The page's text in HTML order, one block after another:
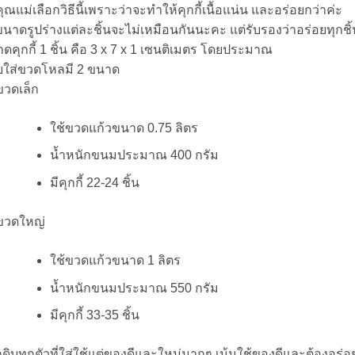
แม่เลือกวิธีนี้เพราะว่าจะทำให้คุกกี้เนื้อแน่น และอร่อยกว่าค่ะ
าดรูปร่างแต่ละชิ้นจะไม่เหมือนกันนะคะ แต่รับรองว่าอร่อยทุกชิ้
คุกกี้ 1 ชิ้น คือ 3 x 7 x 1 เซนติเมตร โดยประมาณ
ส่ขวดโหลมี 2 ขนาด
วดเล็ก
ใช้ขวดแก้วขนาด 0.75 ลิตร
น้ำหนักขนมประมาณ 400 กรัม
มีคุกกี้ 22-24 ชิ้น
วดใหญ่
ใช้ขวดแก้วขนาด 1 ลิตร
น้ำหนักขนมประมาณ 550 กรัม
มีคุกกี้ 33-35 ชิ้น